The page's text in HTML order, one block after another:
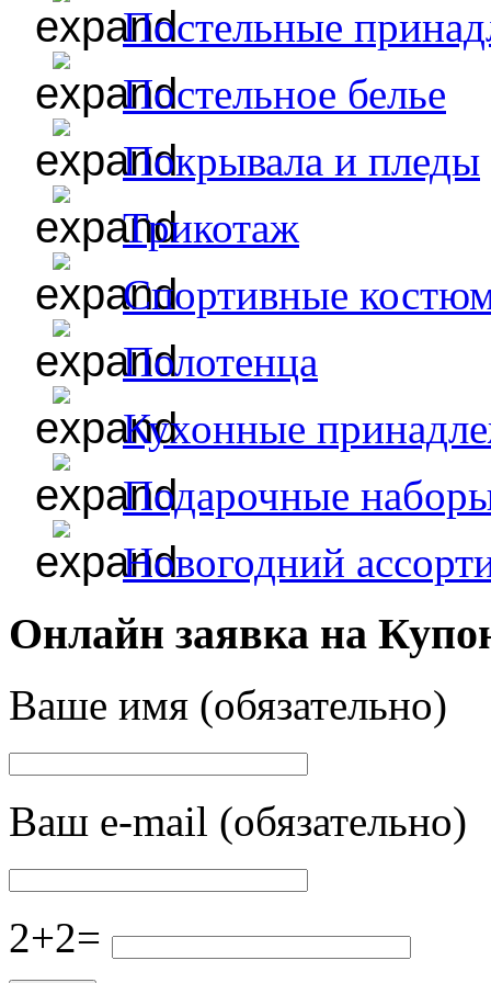
Постельные
Постельное белье
Покрывала и пледы
Трикотаж
Спортивные
Полотенца
Кухонные
Подарочные
Новогодний
Онлайн заявка на
Ваше имя (обязательно)
Ваш e-mail (обязательно)
2+2=